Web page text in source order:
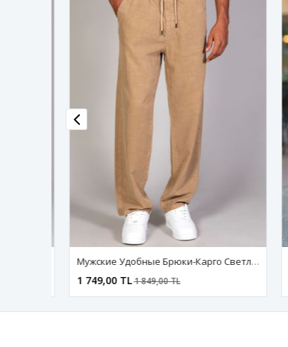
Мужские Удобные Брюки-Карго Светло-Коричневого Цвета
1 749,00 TL1 849,00 TL